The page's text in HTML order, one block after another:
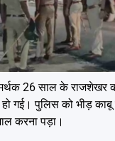
26 साल के राजशेखर
गई। पुलिस को भीड़ काबू
करना पड़ा।